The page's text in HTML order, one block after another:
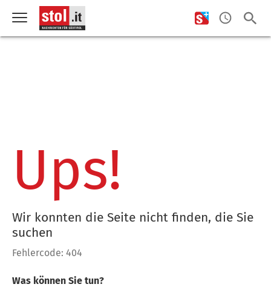
Ups!
Wir konnten die Seite nicht finden, die Sie
suchen
Fehlercode: 404
Was können Sie tun?